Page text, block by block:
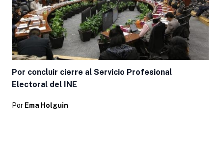
Por concluir cierre al Servicio Profesional
Electoral del INE
Por Ema Holguin